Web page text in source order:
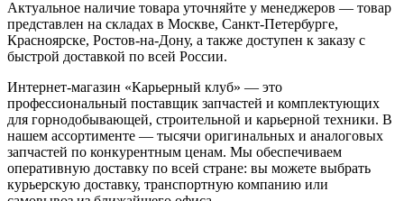
Актуальное наличие товара уточняйте у менеджеров — товар
представлен на складах в Москве, Санкт-Петербурге,
Красноярске, Ростов-на-Дону, а также доступен к заказу с
быстрой доставкой по всей России.
Интернет-магазин «Карьерный клуб» — это
профессиональный поставщик запчастей и комплектующих
для горнодобывающей, строительной и карьерной техники. В
нашем ассортименте — тысячи оригинальных и аналоговых
запчастей по конкурентным ценам. Мы обеспечиваем
оперативную доставку по всей стране: вы можете выбрать
курьерскую доставку, транспортную компанию или